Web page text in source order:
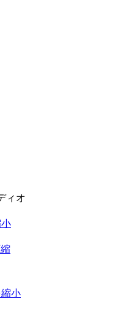
ィオ
小